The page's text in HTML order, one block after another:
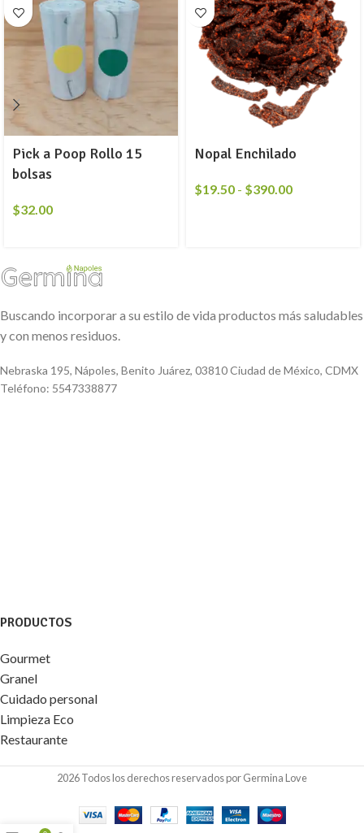
Pick a Poop Rollo 15
bolsas
$32.00
Nopal Enchilado
$19.50 - $390.00
Buscando incorporar a su estilo de vida productos más saludables
y con menos residuos.
Nebraska 195, Nápoles, Benito Juárez, 03810 Ciudad de México, CDMX
Teléfono: 5547338877
PRODUCTOS
Gourmet
Granel
Cuidado personal
Limpieza Eco
Restaurante
2026 Todos los derechos reservados por Germina Love